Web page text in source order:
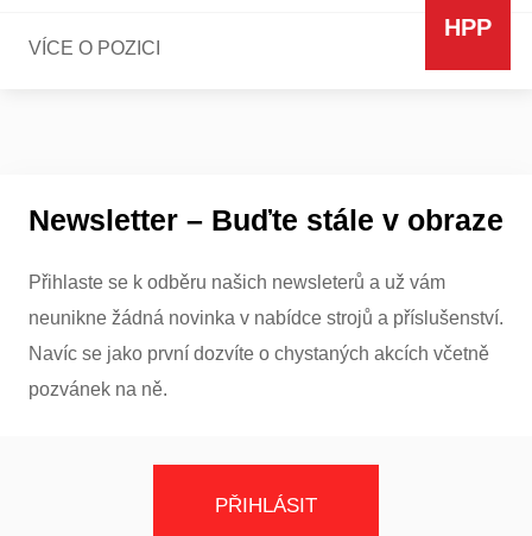
VÍCE O POZICI
HPP
Newsletter – Buďte stále v obraze
Přihlaste se k odběru našich newsleterů a už vám
neunikne žádná novinka v nabídce strojů a příslušenství.
Navíc se jako první dozvíte o chystaných akcích včetně
pozvánek na ně.
PŘIHLÁSIT